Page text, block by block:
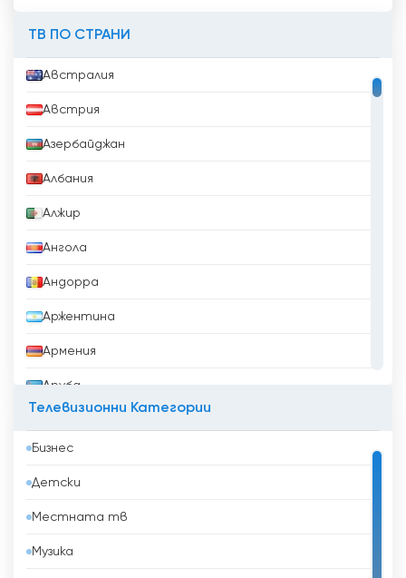
ТВ ПО СТРАНИ
Австралия
Австрия
Азербайджан
Албания
Алжир
Ангола
Андорра
Аржентина
Армения
Аруба
Бангладеш
Барбадос
Бахрейн
Беларус
Телевизионни Категории
Бизнес
Детски
Местната тв
Музика